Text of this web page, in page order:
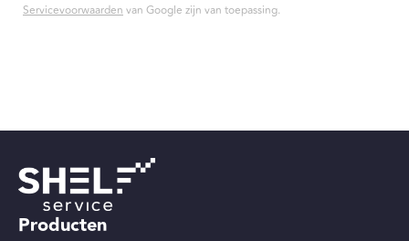
Servicevoorwaardenvan Google zijn van toepassing.
Producten